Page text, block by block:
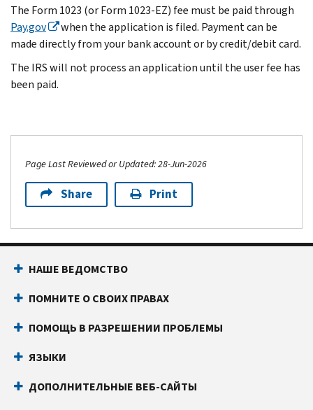
The Form 1023 (or Form 1023-EZ) fee must be paid through
Pay.gov
when the application is filed. Payment can be
made directly from your bank account or by credit/debit card.
The IRS will not process an application until the user fee has
been paid.
Page Last Reviewed or Updated: 28-Jun-2026
Share Print
НАШЕ ВЕДОМСТВО
ПОМНИТЕ О СВОИХ ПРАВАХ
ПОМОЩЬ В РАЗРЕШЕНИИ ПРОБЛЕМЫ
ЯЗЫКИ
ДОПОЛНИТЕЛЬНЫЕ ВЕБ-САЙТЫ